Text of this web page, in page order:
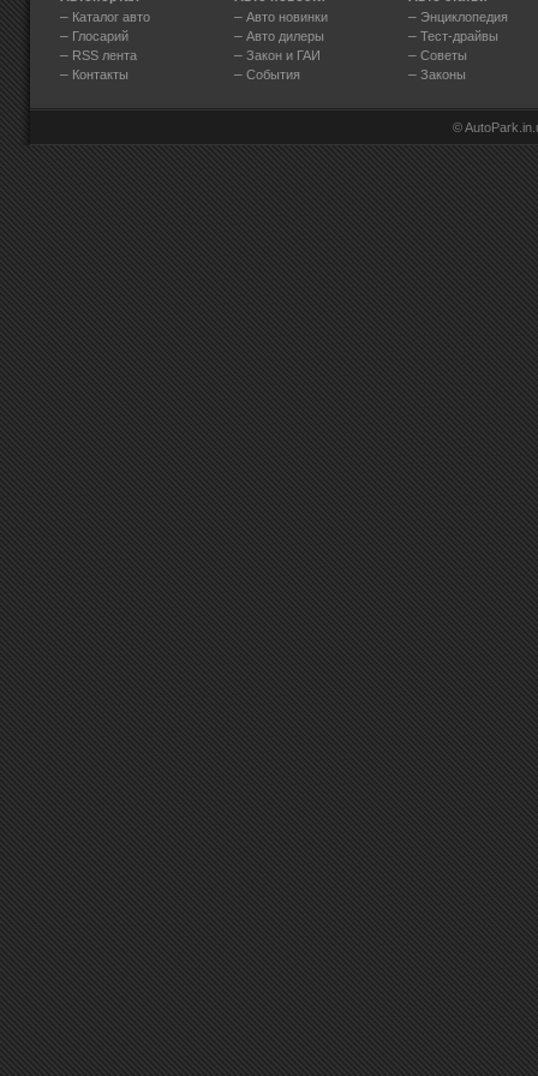
– Каталог авто
– Глосарий
– RSS лента
– Контакты
– Авто новинки
– Авто дилеры
– Закон и ГАИ
– События
– Энциклопедия
– Тест-драйвы
– Советы
– Законы
©